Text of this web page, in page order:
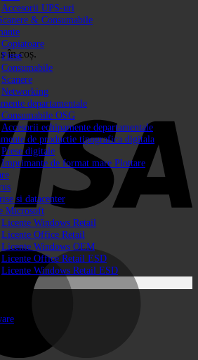
în coș.
Accesorii UPS-uri
& Consumabile
Copiatoare
Piese
Consumabile
Scanere
Networking
departamentale
Consumabile OSG
Accesorii echipamente departamentale
de productie tipografica digitala
Prese digitale
Imprimante de format mare Plottare
si datacenter
Microsoft
Licente Windows Retail
Licente Office Retail
Licente Windows OEM
Licente Office Retail ESD
Licente Windows Retail ESD